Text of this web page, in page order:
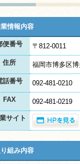
情報内容
便番号 〒812-0011
住所 福岡市博多区
話番号 092-481-0210
FAX 092-481-0219
サイト
組み内容